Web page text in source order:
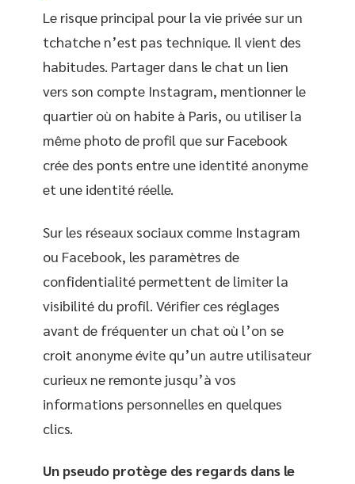
Le risque principal pour la vie privée sur un
tchatche n’est pas technique. Il vient des
habitudes. Partager dans le chat un lien
vers son compte Instagram, mentionner le
quartier où on habite à Paris, ou utiliser la
même photo de profil que sur Facebook
crée des ponts entre une identité anonyme
et une identité réelle.
Sur les réseaux sociaux comme Instagram
ou Facebook, les paramètres de
confidentialité permettent de limiter la
visibilité du profil. Vérifier ces réglages
avant de fréquenter un chat où l’on se
croit anonyme évite qu’un autre utilisateur
curieux ne remonte jusqu’à vos
informations personnelles en quelques
clics.
Un pseudo protège des regards dans le